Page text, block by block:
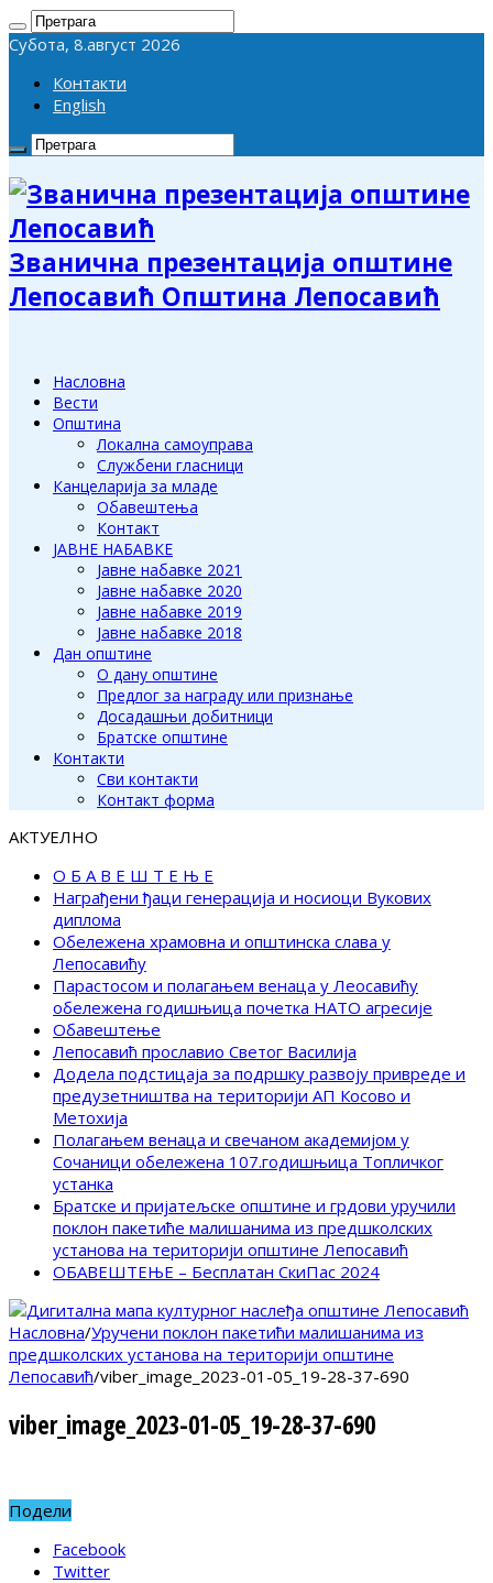
Субота, 8.август 2026
Контакти
English
Званична презентација општине
Лепосавић Општина Лепосавић
Насловна
Вести
Општина
Локална самоуправа
Службени гласници
Канцеларија за младе
Обавештења
Контакт
ЈАВНЕ НАБАВКЕ
Јавне набавке 2021
Јавне набавке 2020
Јавне набавке 2019
Јавне набавке 2018
Дан општине
О дану општине
Предлог за награду или признање
Досадашњи добитници
Братске општине
Контакти
Сви контакти
Контакт форма
АКТУЕЛНО
О Б А В Е Ш Т Е Њ Е
Награђени ђаци генерација и носиоци Вукових
диплома
Обележена храмовна и општинска слава у
Лепосавићу
Парастосом и полагањем венаца у Леосавићу
обележена годишњица почетка НАТО агресије
Обавештење
Лепосавић прославио Светог Василија
Додела подстицаја за подршку развоју привреде и
предузетништва на територији АП Косово и
Метохија
Полагањем венаца и свечаном академијом у
Сочаници обележена 107.годишњица Топличког
устанка
Братске и пријатељске општине и грдови уручили
поклон пакетиће малишанима из предшколских
установа на територији општине Лепосавић
ОБАВЕШТЕЊЕ – Бесплатан СкиПас 2024
Насловна/Уручени поклон пакетићи малишанима из
предшколских установа на територији општине
Лепосавић/viber_image_2023-01-05_19-28-37-690
viber_image_2023-01-05_19-28-37-690
Подели
Facebook
Twitter